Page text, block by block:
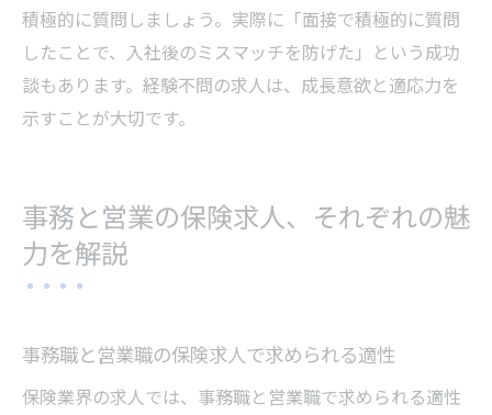
積極的に質問しましょう。実際に「面接で積極的に質問
したことで、入社後のミスマッチを防げた」という成功
談もあります。経験不問の求人は、成長意欲と適応力を
示すことが大切です。
事務と営業の保険求人、それぞれの魅
力を解説
事務職と営業職の保険求人で求められる適性
保険業界の求人では、事務職と営業職で求められる適性